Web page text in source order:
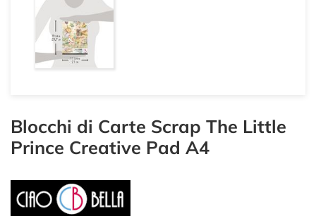
Blocchi di Carte Scrap The Little
Prince Creative Pad A4